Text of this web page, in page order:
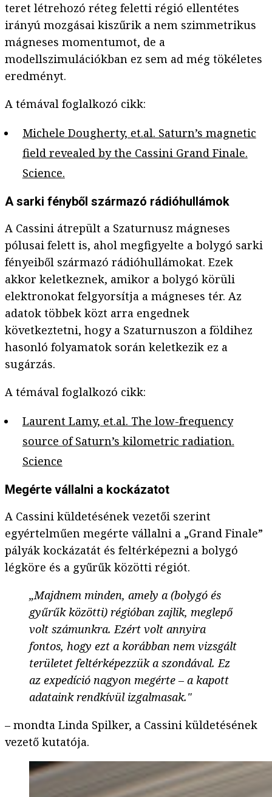
teret létrehozó réteg feletti régió ellentétes
irányú mozgásai kiszűrik a nem szimmetrikus
mágneses momentumot, de a
modellszimulációkban ez sem ad még tökéletes
eredményt.
A témával foglalkozó cikk:
Michele Dougherty, et.al. Saturn’s magnetic
field revealed by the Cassini Grand Finale.
Science.
A sarki fényből származó rádióhullámok
A Cassini átrepült a Szaturnusz mágneses
pólusai felett is, ahol megfigyelte a bolygó sarki
fényeiből származó rádióhullámokat. Ezek
akkor keletkeznek, amikor a bolygó körüli
elektronokat felgyorsítja a mágneses tér. Az
adatok többek közt arra engednek
következtetni, hogy a Szaturnuszon a földihez
hasonló folyamatok során keletkezik ez a
sugárzás.
A témával foglalkozó cikk:
Laurent Lamy, et.al. The low-frequency
source of Saturn’s kilometric radiation.
Science
Megérte vállalni a kockázatot
A Cassini küldetésének vezetői szerint
egyértelműen megérte vállalni a „Grand Finale”
pályák kockázatát és feltérképezni a bolygó
légköre és a gyűrűk közötti régiót.
„Majdnem minden, amely a (bolygó és
gyűrűk közötti) régióban zajlik, meglepő
volt számunkra. Ezért volt annyira
fontos, hogy ezt a korábban nem vizsgált
területet feltérképezzük a szondával. Ez
az expedíció nagyon megérte – a kapott
adataink rendkívül izgalmasak."
– mondta Linda Spilker, a Cassini küldetésének
vezető kutatója.